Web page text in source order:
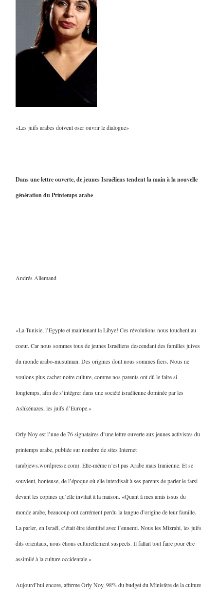
«Les juifs arabes doivent oser ouvrir le dialogue»
Dans une lettre ouverte, de jeunes Israéliens tendent la main à la nouvelle
génération du Printemps arabe
Andrés Allemand
«La Tunisie, l’Egypte et maintenant la Libye! Ces révolutions nous touchent au
coeur. Car nous sommes tous de jeunes Israéliens descendant des familles juives
du monde arabo-musulman. Des origines dont nous sommes fiers. Nous ne
voulons plus cacher notre culture, comme nos parents ont dû le faire si
longtemps, afin de s’intégrer dans une société israélienne dominée par les
Ashkénazes, les juifs d’Europe.»
Orly Noy est l’une de 76 signataires d’une lettre ouverte aux jeunes activistes du
printemps arabe, publiée sur nombre de sites Internet
(arabjews.wordpresse.com). Elle-même n’est pas Arabe mais Iranienne. Et se
souvient, honteuse, de l’époque où elle interdisait à ses parents de parler le farsi
devant les copines qu’elle invitait à la maison. «Quant à mes amis issus du
monde arabe, beaucoup ont carrément perdu la langue d’origine de leur famille.
La parler, en Israël, c’était être identifié avec l’ennemi. Nous les Mizrahi, les juifs
dits orientaux, nous étions culturellement suspects. Il fallait tout faire pour être
assimilé à la culture occidentale.»
Aujourd’hui encore, affirme Orly Noy, 98% du budget du Ministère de la culture